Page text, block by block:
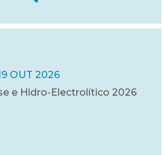
OUT 2026
e Hidro-Electrolítico 2026